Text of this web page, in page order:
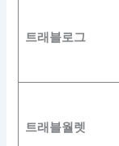
트래블로그
트래블월렛